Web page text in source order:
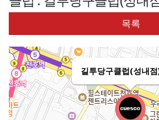
목록
길투당구클럽(성내